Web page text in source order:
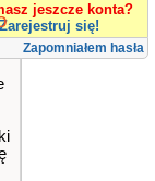
jeszcze konta?
Zarejestruj się!
Zapomniałem hasła